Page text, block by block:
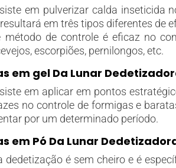
em pulverizar calda inseticida
em três tipos diferentes de
método de controle é eficaz no
escorpiões, pernilongos, etc.
em gel Da Lunar
em aplicar em pontos
no controle de formigas e
por um determinado período.
em Pó Da Lunar
dedetização é sem cheiro e é